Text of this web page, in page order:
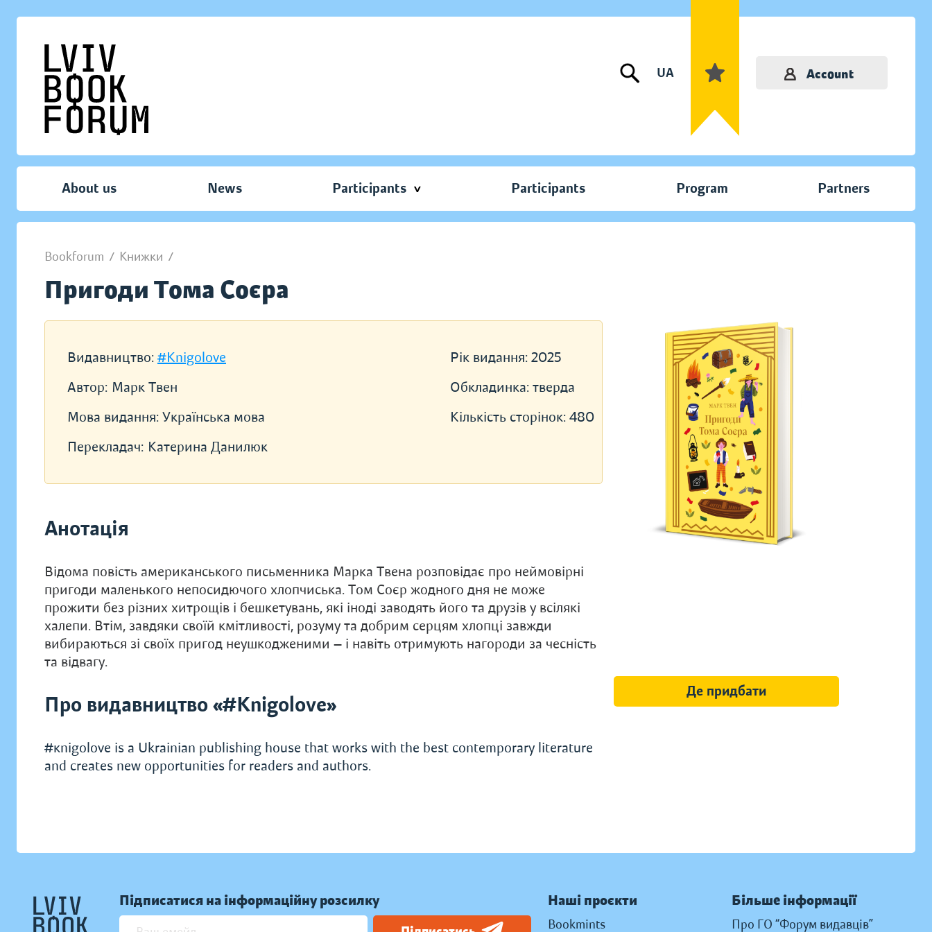
UA Account
About us News Participants Participants Program Partners
Bookforum / Книжки /
Пригоди Тома Соєра
Видавництво: #Knigolove
Автор: Марк Твен
Мова видання: Українська мова
Перекладач: Катерина Данилюк
Рік видання: 2025
Обкладинка: тверда
Кількість сторінок: 480
Анотація
Відома повість американського письменника Марка Твена розповідає про неймовірні
пригоди маленького непосидючого хлопчиська. Том Соєр жодного дня не може
прожити без різних хитрощів і бешкетувань, які іноді заводять його та друзів у всілякі
халепи. Втім, завдяки своїй кмітливості, розуму та добрим серцям хлопці завжди
вибираються зі своїх пригод неушкодженими — і навіть отримують нагороди за чесність
та відвагу.
Про видавництво «#Knigolove»
#кnigolove is a Ukrainian publishing house that works with the best contemporary literature
and creates new opportunities for readers and authors.
Де придбати
Підписатися на інформаційну розсилку Наші проєкти
Bookmints
Більше інформації
Про ГО “Форум видавців”